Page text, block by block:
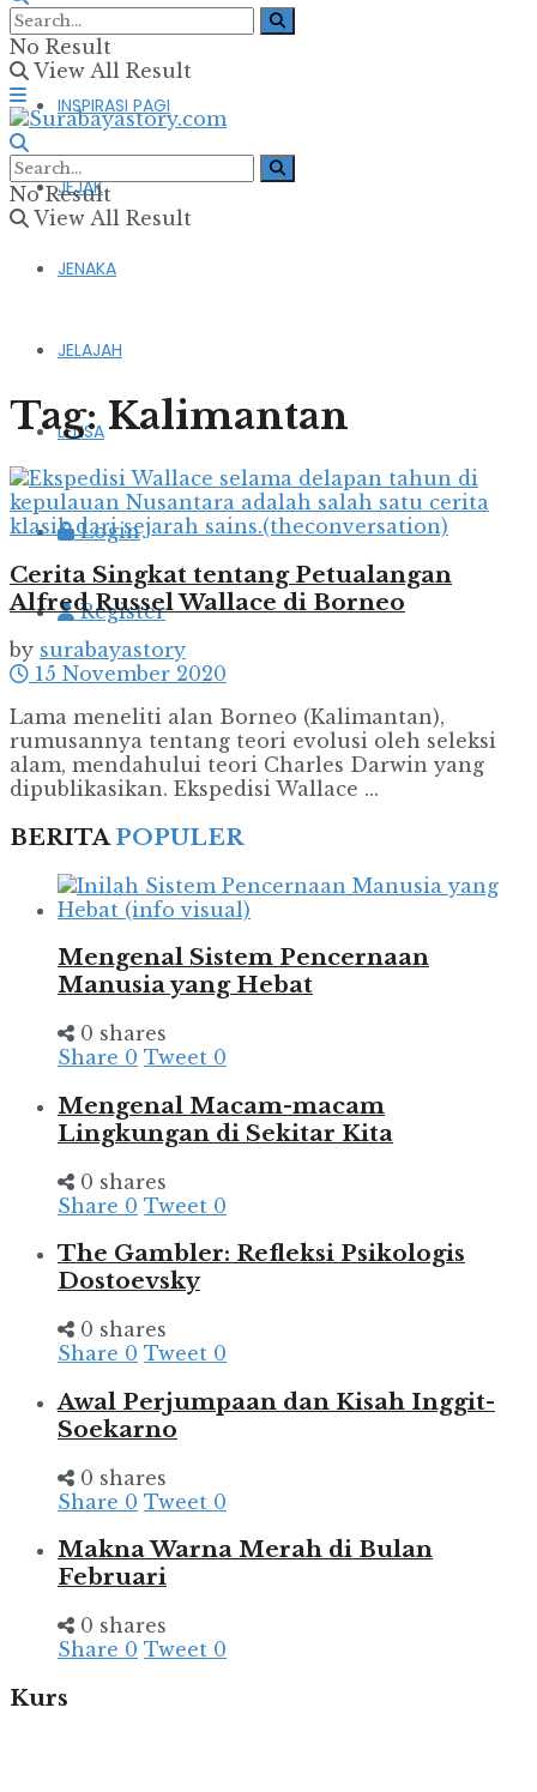
FIKSI & PUISI
INSPIRASI PAGI
JEJAK
JENAKA
JELAJAH
LENSA
Login
Register
No Result
View All Result
No Result
View All Result
Tag:Kalimantan
Cerita Singkat tentang Petualangan
Alfred Russel Wallace di Borneo
by surabayastory
15 November 2020
Lama meneliti alan Borneo (Kalimantan),
rumusannya tentang teori evolusi oleh seleksi
alam, mendahului teori Charles Darwin yang
dipublikasikan. Ekspedisi Wallace ...
BERITAPOPULER
Mengenal Sistem Pencernaan
Manusia yang Hebat
0 shares
Share 0 Tweet 0
Mengenal Macam-macam
Lingkungan di Sekitar Kita
0 shares
Share 0 Tweet 0
The Gambler: Refleksi Psikologis
Dostoevsky
0 shares
Share 0 Tweet 0
Awal Perjumpaan dan Kisah Inggit-
Soekarno
0 shares
Share 0 Tweet 0
Makna Warna Merah di Bulan
Februari
0 shares
Share 0 Tweet 0
Kurs